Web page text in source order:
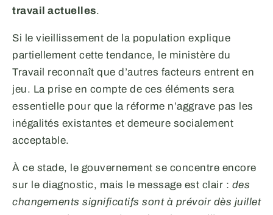
travail actuelles.
Si le vieillissement de la population explique
partiellement cette tendance, le ministère du
Travail reconnaît que d’autres facteurs entrent en
jeu. La prise en compte de ces éléments sera
essentielle pour que la réforme n’aggrave pas les
inégalités existantes et demeure socialement
acceptable.
À ce stade, le gouvernement se concentre encore
sur le diagnostic, mais le message est clair : des
changements significatifs sont à prévoir dès juillet